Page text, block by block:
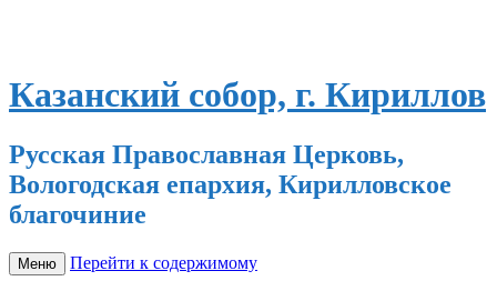
Казанский собор, г. Кириллов
Русская Православная Церковь,
Вологодская епархия, Кирилловское
благочиние
Меню Перейти к содержимому